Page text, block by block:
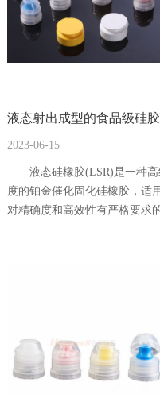
液态射出成型的食品级硅
品
2023-06-15
液态硅橡胶(LSR)是一种
度的铂金催化固化硅橡胶，适
对精确度和高效性有严格要求的